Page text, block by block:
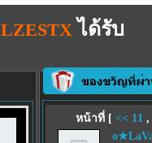
LZESTX ได้รับ
หน้าที่ [ << 11 ,